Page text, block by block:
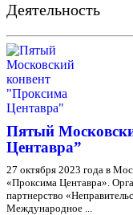
Деятельность
Пятый
Центавра”
27 октября 2023 года в
«Проксима Центавра».
партнерство
Международное ...